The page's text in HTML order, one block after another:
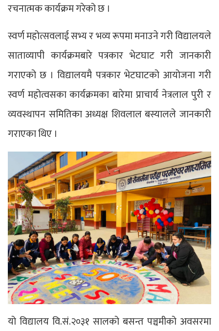
रचनात्मक कार्यक्रम गरेको छ ।
स्वर्ण महोत्सवलाई सभ्य र भव्य रूपमा मनाउने गरी विद्यालयले
साताव्यापी कार्यक्रमबारे पत्रकार भेटघाट गरी जानकारी
गराएको छ । विद्यालयमै पत्रकार भेटघाटको आयोजना गरी
स्वर्ण महोत्वसका कार्यक्रमका बारेमा प्राचार्य नेत्रलाल पुरी र
व्यवस्थापन समितिका अध्यक्ष शिवलाल बस्यालले जानकारी
गराएका थिए ।
यो विद्यालय वि.सं.२०३१ सालको बसन्त पञ्चमीको अवसरमा